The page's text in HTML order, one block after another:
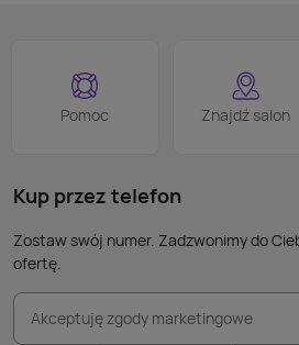
Pomoc Znajdź salon
Kup przez telefon
Zostaw swój numer. Zadzwonimy do
ofertę.
Akceptuję zgody marketingowe